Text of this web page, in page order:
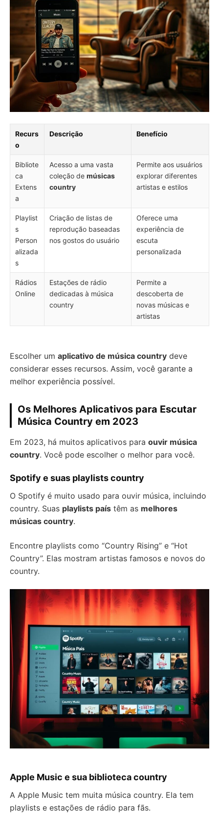
Recurs
o
Descrição Benefício
Bibliote
ca
Extens
a
Acesso a uma vasta
coleção de músicas
country
Permite aos usuários
explorar diferentes
artistas e estilos
Playlist
s
Person
alizada
s
Criação de listas de
reprodução baseadas
nos gostos do usuário
Oferece uma
experiência de
escuta
personalizada
Rádios
Online
Estações de rádio
dedicadas à música
country
Permite a
descoberta de
novas músicas e
artistas
Escolher um aplicativo de música country deve
considerar esses recursos. Assim, você garante a
melhor experiência possível.
Os Melhores Aplicativos para Escutar
Música Country em 2023
Em 2023, há muitos aplicativos para ouvir música
country. Você pode escolher o melhor para você.
Spotify e suas playlists country
O Spotify é muito usado para ouvir música, incluindo
country. Suas playlists país têm as melhores
músicas country.
Encontre playlists como “Country Rising” e “Hot
Country”. Elas mostram artistas famosos e novos do
country.
Apple Music e sua biblioteca country
A Apple Music tem muita música country. Ela tem
playlists e estações de rádio para fãs.